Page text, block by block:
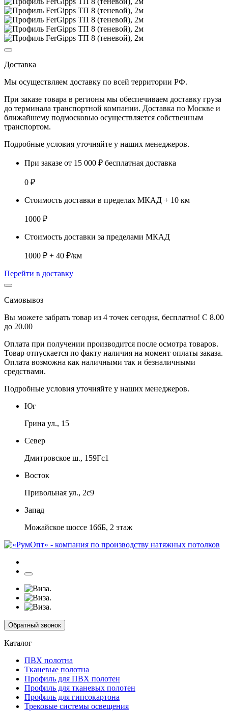
Доставка
Мы осуществляем доставку по всей территории РФ.
При заказе товара в регионы мы обеспечиваем доставку груза
до терминала транспортной компании. Доставка по Москве и
ближайшему подмосковью осуществляется собственным
транспортом.
Подробные условия уточняйте у наших менеджеров.
При заказе от 15 000 ₽ бесплатная доставка
0 ₽
Стоимость доставки в пределах МКАД + 10 км
1000 ₽
Стоимость доставки за пределами МКАД
1000 ₽ + 40 ₽/км
Перейти в доставку
Самовывоз
Вы можете забрать товар из 4 точек сегодня, бесплатно! С 8.00
до 20.00
Оплата при получении производится после осмотра товаров.
Товар отпускается по факту наличия на момент оплаты заказа.
Оплата возможна как наличными так и безналичными
средствами.
Подробные условия уточняйте у наших менеджеров.
Юг
Грина ул., 15
Север
Дмитровское ш., 159Гс1
Восток
Привольная ул., 2с9
Запад
Можайское шоссе 166Б, 2 этаж
Обратный звонок
Каталог
ПВХ полотна
Тканевые полотна
Профиль для ПВХ полотен
Профиль для тканевых полотен
Профиль для гипсокартона
Трековые системы освещения